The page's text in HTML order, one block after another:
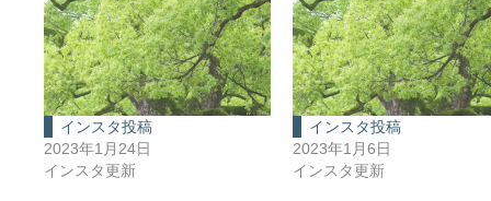
インスタ投稿
2023年1月24日
インスタ更新
インスタ投稿
2023年1月6日
インスタ更新